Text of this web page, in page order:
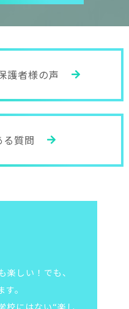
護者様の声
る質問
しい！でも、
。
校にはない“楽し